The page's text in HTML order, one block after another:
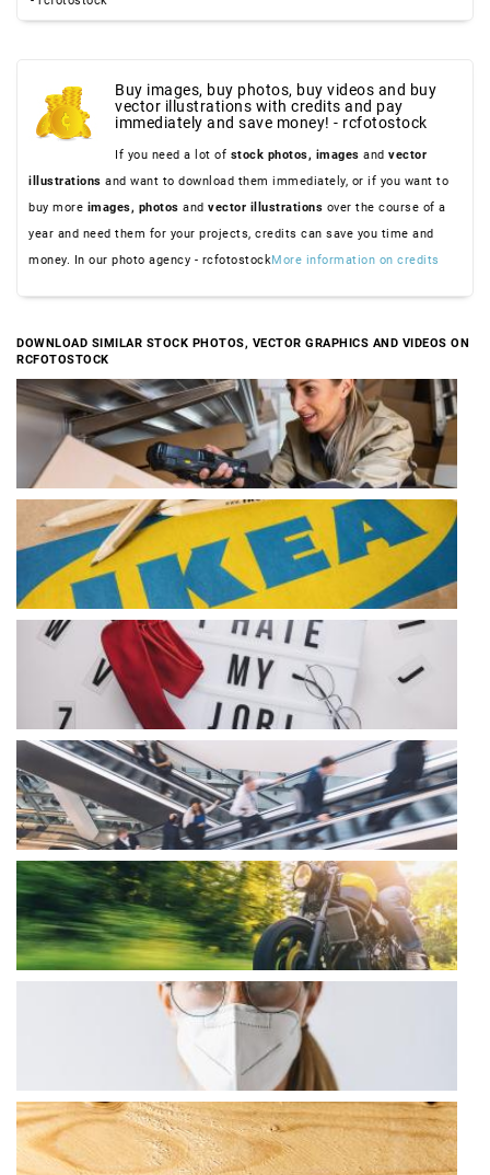
Buy images, buy photos, buy videos and buy
vector illustrations with credits and pay
immediately and save money! - rcfotostock
If you need a lot of stock photos, images and vector
illustrations and want to download them immediately, or if you want to
buy more images, photos and vector illustrations over the course of a
year and need them for your projects, credits can save you time and
money. In our photo agency - rcfotostockMore information on credits
DOWNLOAD SIMILAR STOCK PHOTOS, VECTOR GRAPHICS AND VIDEOS ON
RCFOTOSTOCK